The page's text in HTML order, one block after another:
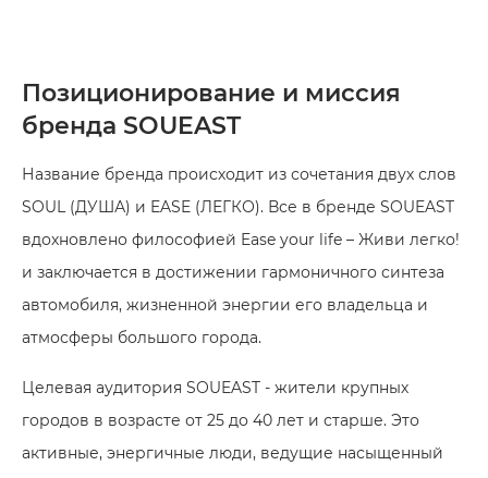
Позиционирование и миссия
бренда SOUEAST
Название бренда происходит из сочетания двух слов
SOUL (ДУША) и EASE (ЛЕГКО). Все в бренде SOUEAST
вдохновлено философией Ease your life – Живи легко!
и заключается в достижении гармоничного синтеза
автомобиля, жизненной энергии его владельца и
атмосферы большого города.
Целевая аудитория SOUEAST - жители крупных
городов в возрасте от 25 до 40 лет и старше. Это
активные, энергичные люди, ведущие насыщенный